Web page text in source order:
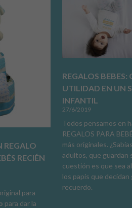
REGALO
RECIÉN
para
para dar la
REGALOS
UTILIDAD EN UN
INFANTIL
27/6/2019
Todos pensamos en
REGALOS PARA
más originales.
adultos, que guardan
cuestión es que sea
los papis que decidan
recuerdo.